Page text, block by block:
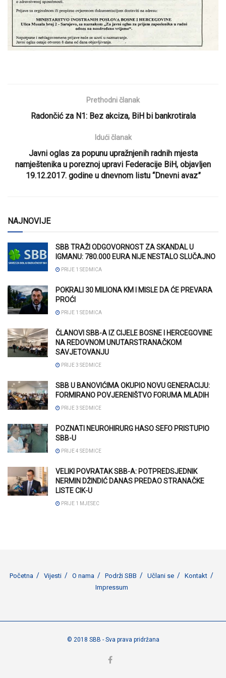
Prethodni članak
Radončić za N1: Bez akciza, BiH bi bankrotirala
Idući članak
Javni oglas za popunu upražnjenih radnih mjesta
namještenika u poreznoj upravi Federacije BiH, objavljen
19.12.2017. godine u dnevnom listu “Dnevni avaz”
NAJNOVIJE
SBB TRAŽI ODGOVORNOST ZA SKANDAL U
IGMANU: 780.000 EURA NIJE NESTALO SLUČAJNO
PRIJE 1 SEDMICA
POKRALI 30 MILIONA KM I MISLE DA ĆE PREVARA
PROĆI
PRIJE 1 SEDMICA
ČLANOVI SBB-A IZ CIJELE BOSNE I HERCEGOVINE
NA REDOVNOM UNUTARSTRANAČKOM
SAVJETOVANJU
PRIJE 3 SEDMICE
SBB U BANOVIĆIMA OKUPIO NOVU GENERACIJU:
FORMIRANO POVJERENIŠTVO FORUMA MLADIH
PRIJE 3 SEDMICE
POZNATI NEUROHIRURG HASO SEFO PRISTUPIO
SBB-U
PRIJE 4 SEDMICE
VELIKI POVRATAK SBB-A: POTPREDSJEDNIK
NERMIN DŽINDIĆ DANAS PREDAO STRANAČKE
LISTE CIK-U
PRIJE 1 MJESEC
Početna Vijesti O nama Podrži SBB Učlani se
Kontakt
Impressum
© 2018 SBB - Sva prava pridržana